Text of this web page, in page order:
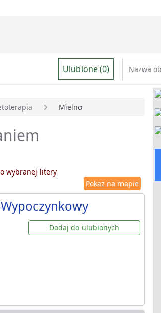
Ulubione (0)
Mielno
wybranej litery
Pokaż na mapie
Dodaj do ulubionych